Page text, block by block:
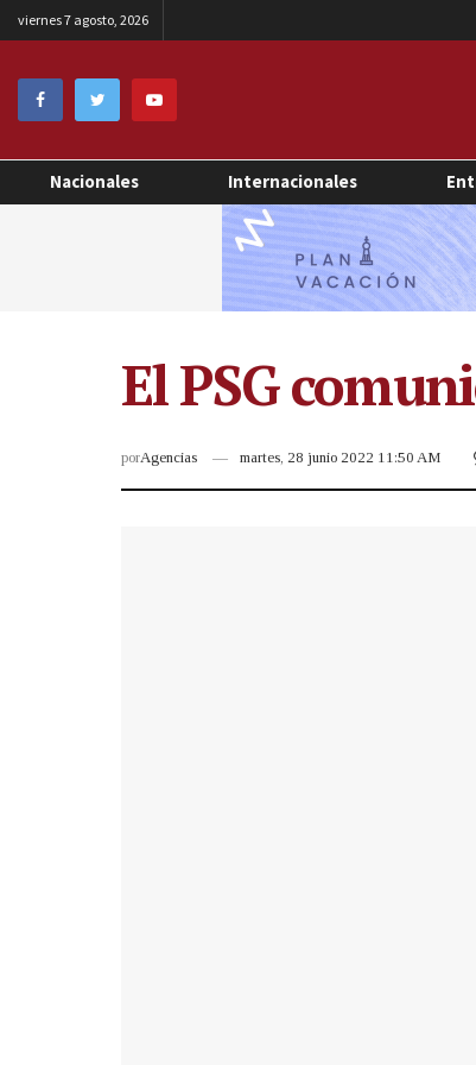
viernes 7 agosto, 2026
Nacionales Internacionales
El PSG
porAgencias martes, 28 junio 2022 11:50 AM